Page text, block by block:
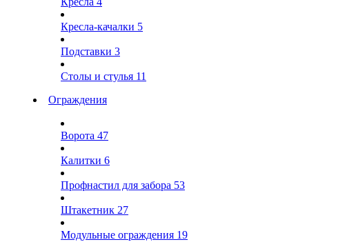
Кресла-качалки 5
Подставки 3
Столы и стулья 11
Ограждения
Ворота 47
Калитки 6
Профнастил для забора 53
Штакетник 27
Модульные ограждения 19